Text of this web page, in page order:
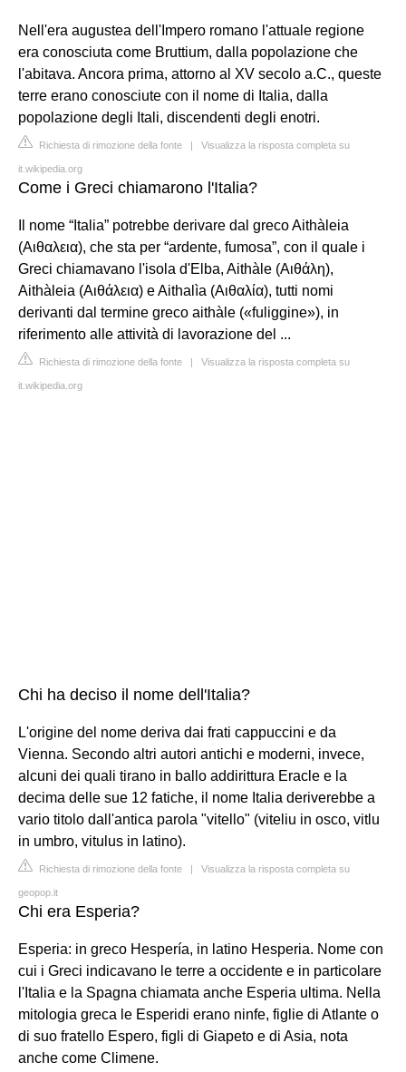
Nell'era augustea dell'Impero romano l'attuale regione
era conosciuta come Bruttium, dalla popolazione che
l'abitava. Ancora prima, attorno al XV secolo a.C., queste
terre erano conosciute con il nome di Italia, dalla
popolazione degli Itali, discendenti degli enotri.
Richiesta di rimozione della fonte | Visualizza la risposta completa su
it.wikipedia.org
Come i Greci chiamarono l'Italia?
Il nome “Italia” potrebbe derivare dal greco Aithàleia
(Αιθαλεια), che sta per “ardente, fumosa”, con il quale i
Greci chiamavano l'isola d'Elba, Aithàle (Αιθάλη),
Aithàleia (Αιθάλεια) e Aithalìa (Αιθαλία), tutti nomi
derivanti dal termine greco aithàle («fuliggine»), in
riferimento alle attività di lavorazione del ...
Richiesta di rimozione della fonte | Visualizza la risposta completa su
it.wikipedia.org
Chi ha deciso il nome dell'Italia?
L'origine del nome deriva dai frati cappuccini e da
Vienna. Secondo altri autori antichi e moderni, invece,
alcuni dei quali tirano in ballo addirittura Eracle e la
decima delle sue 12 fatiche, il nome Italia deriverebbe a
vario titolo dall'antica parola "vitello" (viteliu in osco, vitlu
in umbro, vitulus in latino).
Richiesta di rimozione della fonte | Visualizza la risposta completa su
geopop.it
Chi era Esperia?
Esperia: in greco Hespería, in latino Hesperia. Nome con
cui i Greci indicavano le terre a occidente e in particolare
l'Italia e la Spagna chiamata anche Esperia ultima. Nella
mitologia greca le Esperidi erano ninfe, figlie di Atlante o
di suo fratello Espero, figli di Giapeto e di Asia, nota
anche come Climene.